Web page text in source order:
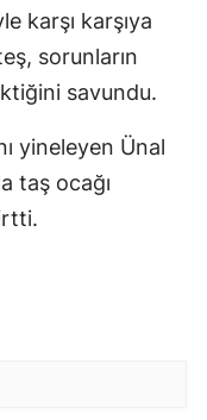
karşı karşıya
sorunların
savundu.
yineleyen Ünal
taş ocağı